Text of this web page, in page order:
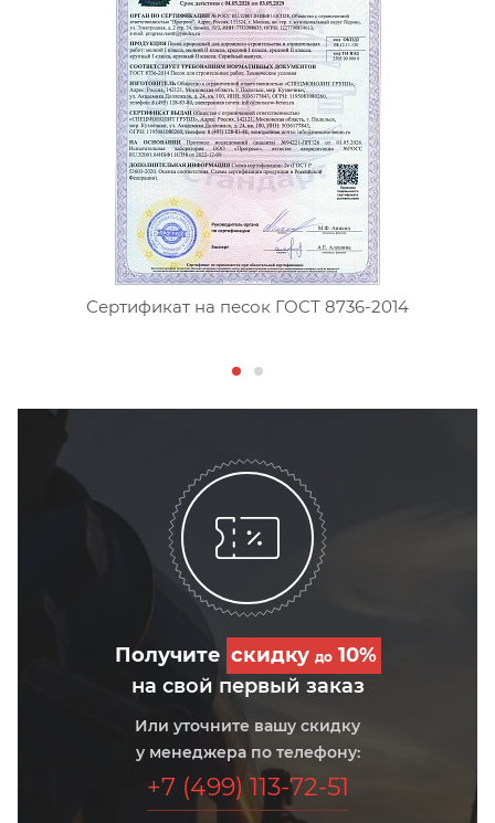
Сертификат на песок ГОСТ 8736-2014
Получите скидку до10%
на свой первый заказ
Или уточните вашу скидку
у менеджера по телефону:
+7 (499) 113-72-51